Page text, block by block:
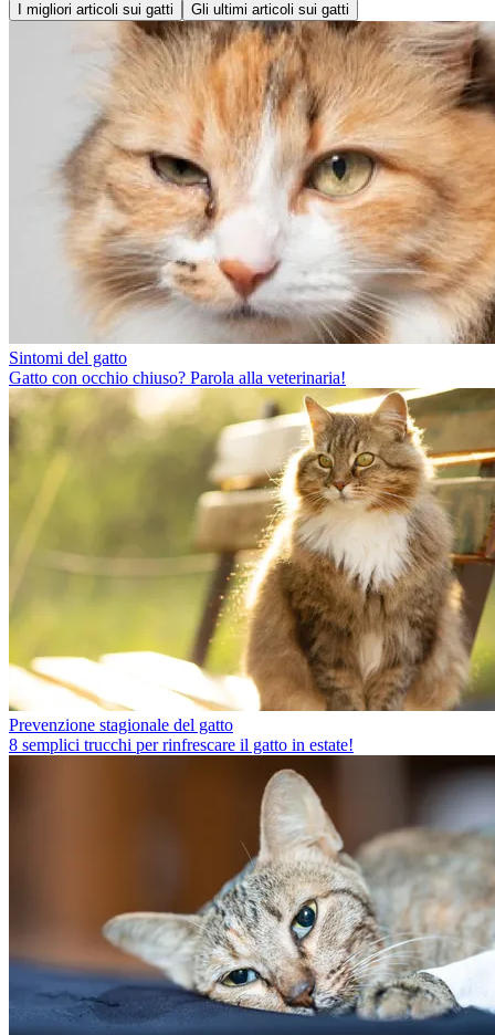
I migliori articoli sui gatti Gli ultimi articoli sui gatti
Sintomi del gatto
Gatto con occhio chiuso? Parola alla veterinaria!
Prevenzione stagionale del gatto
8 semplici trucchi per rinfrescare il gatto in estate!